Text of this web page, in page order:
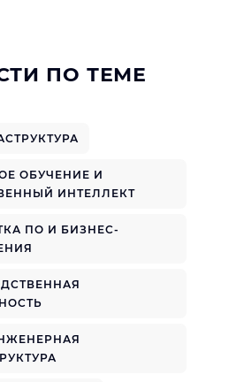
ПО ТЕМЕ
ОБУЧЕНИЕ И
ИНТЕЛЛЕКТ
ПО И БИЗНЕС-